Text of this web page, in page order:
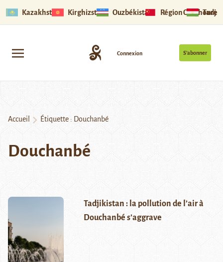
Kazakhstan Kirghizstan Ouzbékistan Région Ouïghoure
S’abonner
Connexion
Accueil Étiquette : Douchanbé
Douchanbé
Tadjikistan : la pollution de l’air à
Douchanbé s’aggrave